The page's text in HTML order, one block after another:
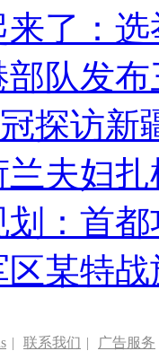
了：
队发
探访新
兰夫妇
：首
某特
| 联系我们 | 广告服务